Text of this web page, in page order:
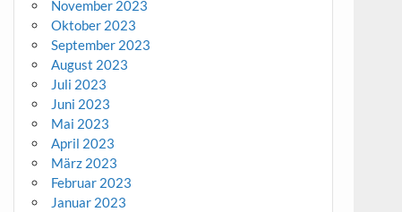
November 2023
Oktober 2023
September 2023
August 2023
Juli 2023
Juni 2023
Mai 2023
April 2023
März 2023
Februar 2023
Januar 2023